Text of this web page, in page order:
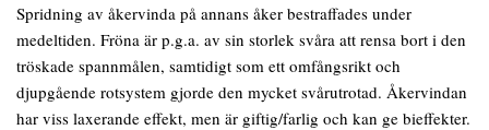
Spridning av åkervinda på annans åker bestraffades under
medeltiden. Fröna är p.g.a. av sin storlek svåra att rensa bort i den
tröskade spannmålen, samtidigt som ett omfångsrikt och
djupgående rotsystem gjorde den mycket svårutrotad. Åkervindan
har viss laxerande effekt, men är giftig/farlig och kan ge bieffekter.